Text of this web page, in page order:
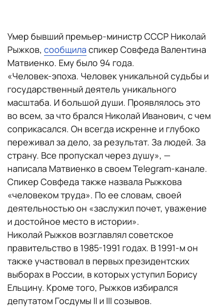
Умер бывший премьер-министр СССР Николай
Рыжков, сообщила спикер Совфеда Валентина
Матвиенко. Ему было 94 года.
«Человек-эпоха. Человек уникальной судьбы и
государственный деятель уникального
масштаба. И большой души. Проявлялось это
во всем, за что брался Николай Иванович, с чем
соприкасался. Он всегда искренне и глубоко
переживал за дело, за результат. За людей. За
страну. Все пропускал через душу», —
написала Матвиенко в своем Telegram-канале.
Спикер Совфеда также назвала Рыжкова
«человеком труда». По ее словам, своей
деятельностью он «заслужил почет, уважение
и достойное место в истории».
Николай Рыжков возглавлял советское
правительство в 1985-1991 годах. В 1991-м он
также участвовал в первых президентских
выборах в России, в которых уступил Борису
Ельцину. Кроме того, Рыжков избирался
депутатом Госдумы II и III созывов.